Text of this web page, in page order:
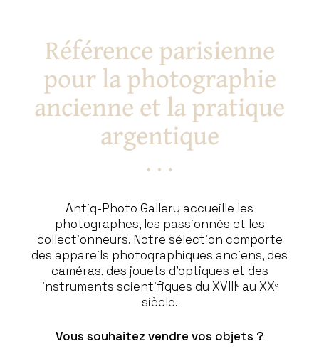
Référence parisienne
pour la photographie
ancienne et la pratique
argentique
Antiq-Photo Gallery accueille les
photographes, les passionnés et les
collectionneurs. Notre sélection comporte
des appareils photographiques anciens, des
caméras, des jouets d’optiques et des
instruments scientifiques du XVIIIᵉ au XXᵉ
siècle.
Vous souhaitez vendre vos objets ?